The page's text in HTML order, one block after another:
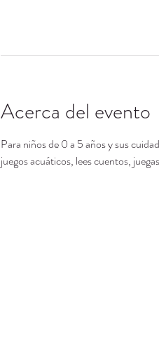
Acerca del evento
Para niños de 0 a 5 años y sus
juegos acuáticos, lees cuentos,